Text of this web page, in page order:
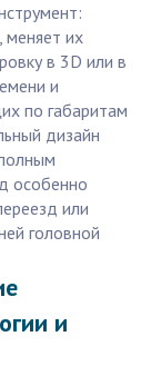
меняет их
в 3D или в
и
по габаритам
дизайн
особенно
или
головной
и